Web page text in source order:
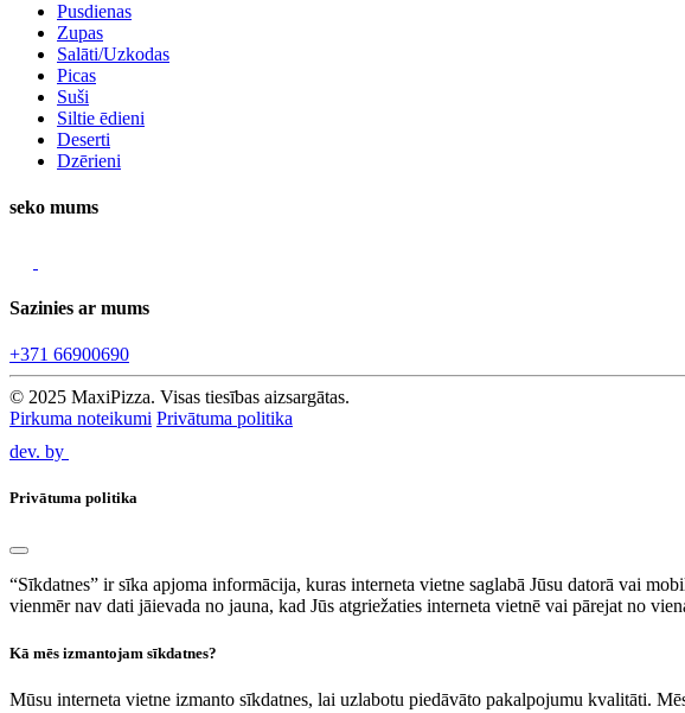
Pusdienas
Zupas
Salāti/Uzkodas
Picas
Suši
Siltie ēdieni
Deserti
Dzērieni
seko mums
Sazinies ar mums
+371 66900690
© 2025 MaxiPizza. Visas tiesības aizsargātas.
Pirkuma noteikumi Privātuma politika
dev. by
Privātuma politika
“Sīkdatnes” ir sīka apjoma informācija, kuras interneta vietne saglabā Jūsu datorā vai
vienmēr nav dati jāievada no jauna, kad Jūs atgriežaties interneta vietnē vai pārejat no
Kā mēs izmantojam sīkdatnes?
Mūsu interneta vietne izmanto sīkdatnes, lai uzlabotu piedāvāto pakalpojumu kvalitāti.